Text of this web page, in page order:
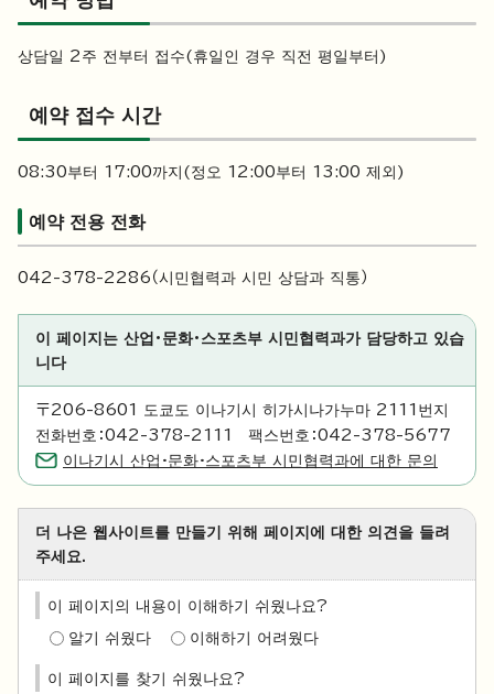
상담일 2주 전부터 접수(휴일인 경우 직전 평일부터)
예약 접수 시간
08:30부터 17:00까지(정오 12:00부터 13:00 제외)
예약 전용 전화
042-378-2286（시민협력과 시민 상담과 직통）
이 페이지는 산업·문화·스포츠부 시민협력과가 담당하고 있습
니다
〒206-8601 도쿄도 이나기시 히가시나가누마 2111번지
전화번호：042-378-2111 팩스번호：042-378-5677
이나기시 산업·문화·스포츠부 시민협력과에 대한 문의
더 나은 웹사이트를 만들기 위해 페이지에 대한 의견을 들려
주세요.
이 페이지의 내용이 이해하기 쉬웠나요?
알기 쉬웠다 이해하기 어려웠다
이 페이지를 찾기 쉬웠나요?